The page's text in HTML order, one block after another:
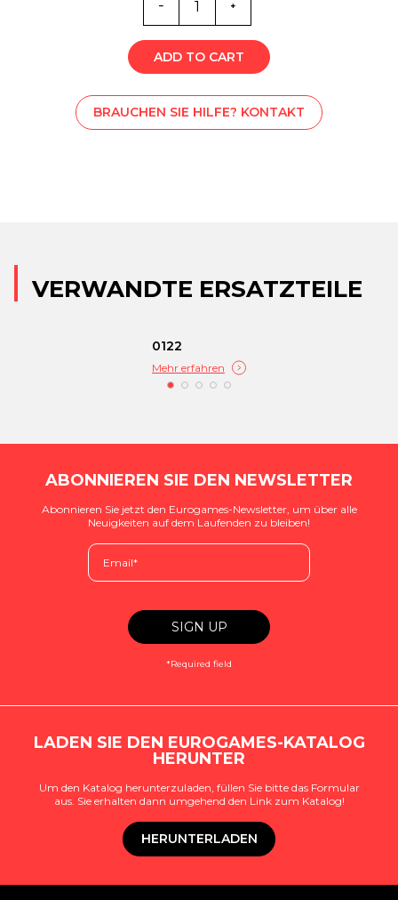
Menge
ADD TO CART
BRAUCHEN SIE HILFE? KONTAKT
VERWANDTE ERSATZTEILE
0122
Mehr erfahren
ABONNIEREN SIE DEN NEWSLETTER
Abonnieren Sie jetzt den Eurogames-Newsletter, um über alle
Neuigkeiten auf dem Laufenden zu bleiben!
*Required field
LADEN SIE DEN EUROGAMES-KATALOG
HERUNTER
Um den Katalog herunterzuladen, füllen Sie bitte das Formular
aus. Sie erhalten dann umgehend den Link zum Katalog!
HERUNTERLADEN